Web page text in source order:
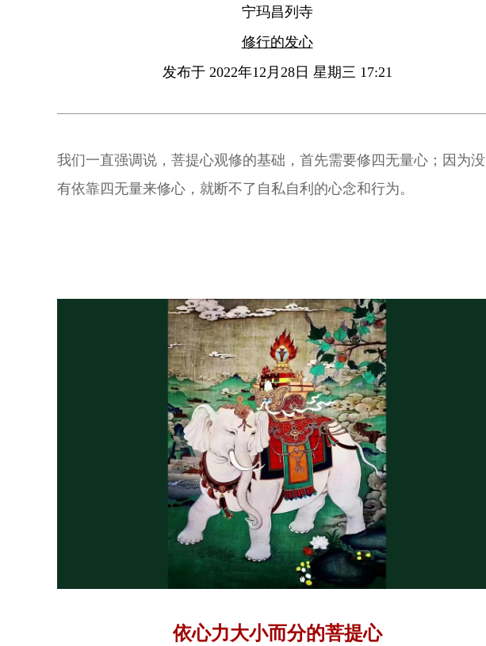
宁玛昌列寺
修行的发心
发布于 2022年12月28日 星期三 17:21
我们一直强调说，菩提心观修的基础，首先需要修四无量心；因为没
有依靠四无量来修心，就断不了自私自利的心念和行为。
依心力大小而分的菩提心